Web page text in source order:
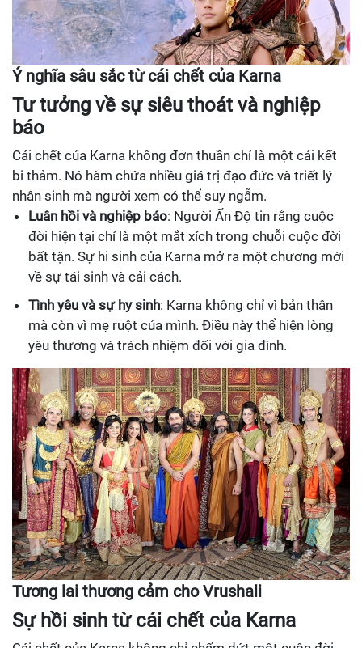
Ý nghĩa sâu sắc từ cái chết của Karna
Tư tưởng về sự siêu thoát và nghiệp
báo
Cái chết của Karna không đơn thuần chỉ là một cái kết
bi thảm. Nó hàm chứa nhiều giá trị đạo đức và triết lý
nhân sinh mà người xem có thể suy ngẫm.
Luân hồi và nghiệp báo: Người Ấn Độ tin rằng cuộc
đời hiện tại chỉ là một mắt xích trong chuỗi cuộc đời
bất tận. Sự hi sinh của Karna mở ra một chương mới
về sự tái sinh và cải cách.
Tình yêu và sự hy sinh: Karna không chỉ vì bản thân
mà còn vì mẹ ruột của mình. Điều này thể hiện lòng
yêu thương và trách nhiệm đối với gia đình.
Tương lai thương cảm cho Vrushali
Sự hồi sinh từ cái chết của Karna